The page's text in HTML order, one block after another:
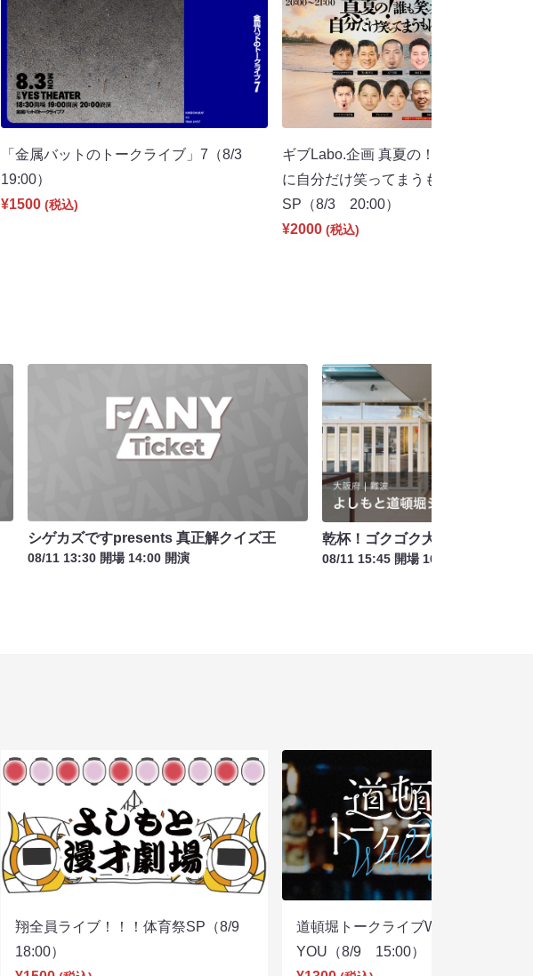
「金属バットのトークライブ」7（8/3
19:00）
¥1500 (税込)
ギブLabo.企画 真夏の！誰も笑ってな
に自分だけ笑ってまうもん発表会
SP（8/3 20:00）
¥2000 (税込)
シゲカズですpresents 真正解クイズ王
08/11 13:30 開場 14:00 開演
乾杯！ゴクゴク大喜利
08/11 15:45 開場 16:00 開演
翔全員ライブ！！！体育祭SP（8/9
18:00）
道頓堀トークライブWITH
YOU（8/9 15:00）